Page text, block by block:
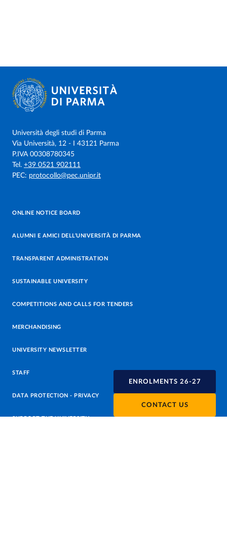
ENROLMENTS 26-27
CONTACT US
Università degli studi di Parma
Via Università, 12 - I 43121 Parma
P.IVA 00308780345
Tel. +39 0521 902111
PEC: protocollo@pec.unipr.it
ONLINE NOTICE BOARD
ALUMNI E AMICI DELL’UNIVERSITÀ DI PARMA
TRANSPARENT ADMINISTRATION
SUSTAINABLE UNIVERSITY
COMPETITIONS AND CALLS FOR TENDERS
MERCHANDISING
UNIVERSITY NEWSLETTER
STAFF
DATA PROTECTION - PRIVACY
SUPPORT THE UNIVERSITY